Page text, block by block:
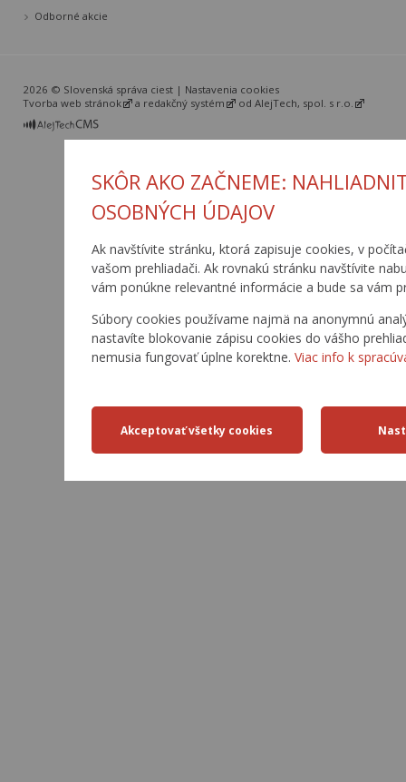
SKÔR AKO ZAČNEME:
OSOBNÝCH ÚDAJOV
Ak navštívite stránku, ktorá zapisuje cookies, v
vašom prehliadači. Ak rovnakú stránku navštívite
vám ponúkne relevantné informácie a bude sa vám
Súbory cookies používame najmä na anonymnú
nastavíte blokovanie zápisu cookies do vášho
nemusia fungovať úplne korektne. Viac info k
Odborné akcie
2026 © Slovenská správa ciest | Nastavenia cookies
Tvorba web stránok
a redakčný systém od AlejTech, spol. s r.o.